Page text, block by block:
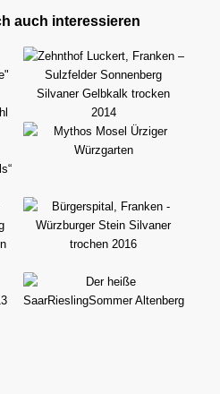
auch interessieren